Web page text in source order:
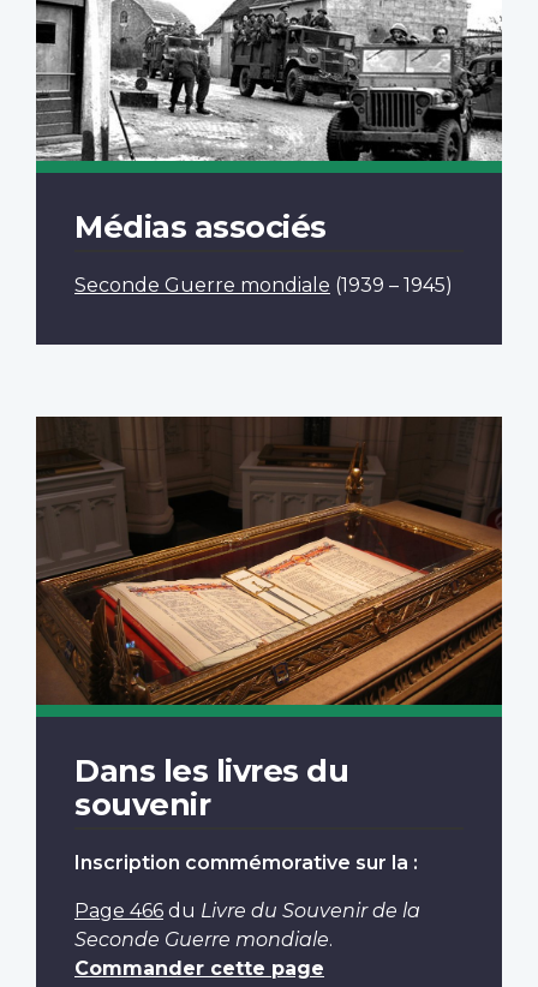
Médias associés
Seconde Guerre mondiale (1939 – 1945)
Dans les livres du
souvenir
Inscription commémorative sur la :
Page 466 du Livre du Souvenir de la
Seconde Guerre mondiale.
Commander cette page